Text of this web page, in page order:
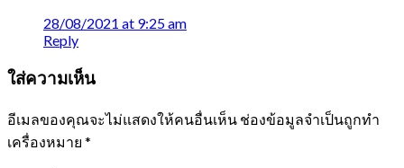
28/08/2021 at 9:25 am
Reply
ใส่ความเห็น
อีเมลของคุณจะไม่แสดงให้คนอื่นเห็น ช่องข้อมูลจำเป็นถูกทำ
เครื่องหมาย *